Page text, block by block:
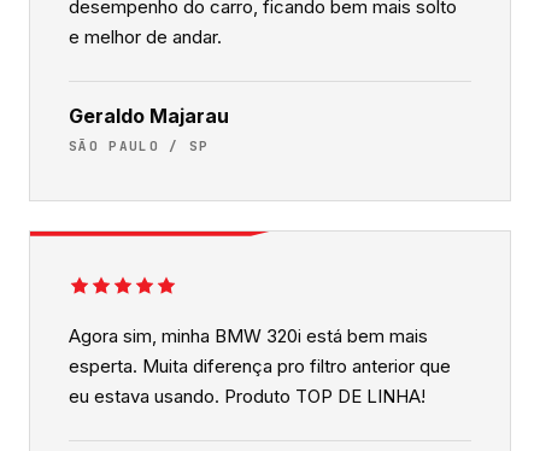
desempenho do carro, ficando bem mais solto
e melhor de andar.
Geraldo Majarau
SÃO PAULO / SP
Agora sim, minha BMW 320i está bem mais
esperta. Muita diferença pro filtro anterior que
eu estava usando. Produto TOP DE LINHA!